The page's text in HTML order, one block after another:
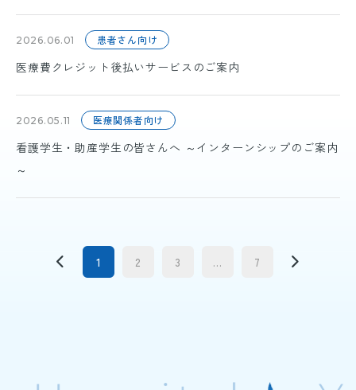
2026.06.01 患者さん向け
医療費クレジット後払いサービスのご案内
2026.05.11 医療関係者向け
看護学生・助産学生の皆さんへ ～インターンシップのご案内
～
1 2 3 ... 7